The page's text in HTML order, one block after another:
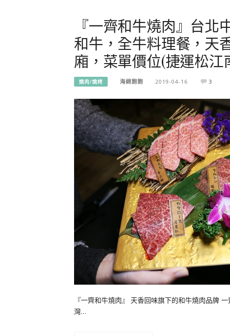
『一齊和牛燒肉』台北
和牛，全牛料理餐，天
廂，菜單價位(捷運松江
燒肉/燒烤 海綿飽飽 2019-04-16 3
『一齊和牛燒肉』 天香回味旗下的和牛燒肉品牌
灣…